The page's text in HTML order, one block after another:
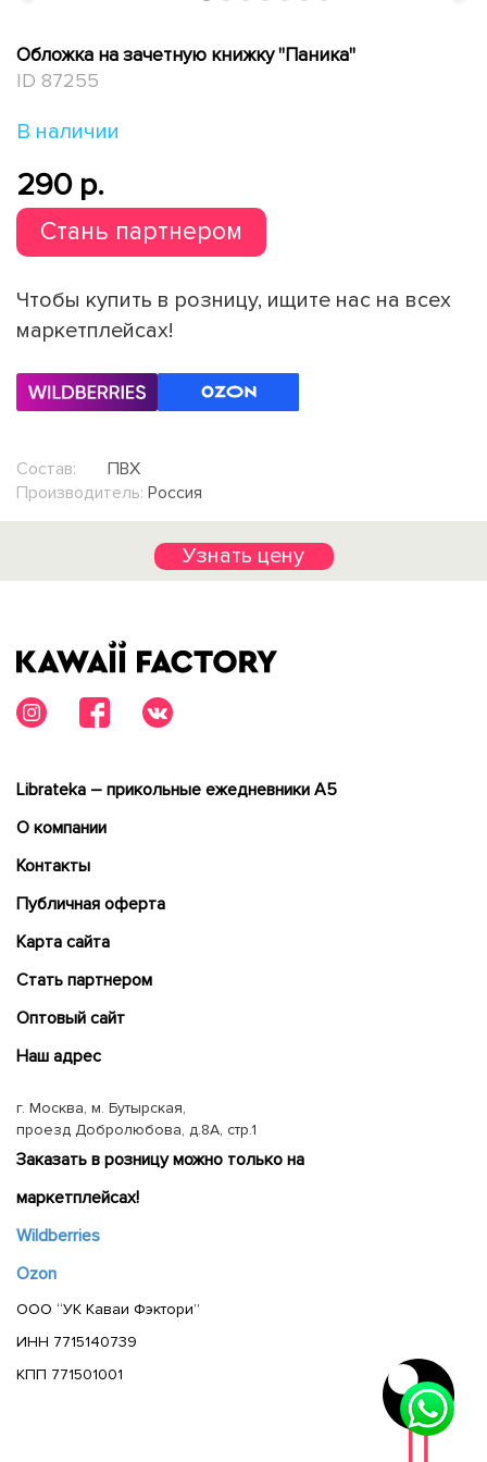
Обложка на зачетную книжку "Паника"
ID 87255
В наличии
290 p.
Стань партнером
Чтобы купить в розницу, ищите нас на всех
маркетплейсах!
Состав:
ПВХ
Производитель: Россия
Узнать цену
Librateka – прикольные ежедневники А5
О компании
Контакты
Публичная оферта
Карта сайта
Cтать партнером
Оптовый сайт
Наш адрес
г. Москва, м. Бутырская,
проезд Добролюбова, д.8А, стр.1
Заказать в розницу можно только на
маркетплейсах!
Wildberries
Ozon
ООО “УК Каваи Фэктори”
ИНН 7715140739
КПП 771501001